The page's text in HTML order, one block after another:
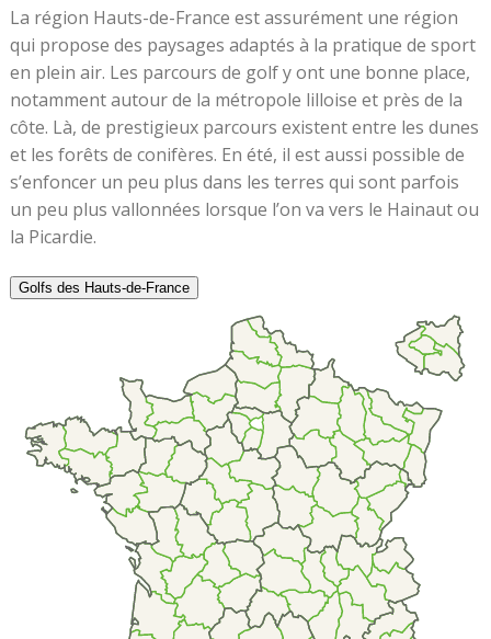
La région Hauts-de-France est assurément une région
qui propose des paysages adaptés à la pratique de sport
en plein air. Les parcours de golf y ont une bonne place,
notamment autour de la métropole lilloise et près de la
côte. Là, de prestigieux parcours existent entre les dunes
et les forêts de conifères. En été, il est aussi possible de
s’enfoncer un peu plus dans les terres qui sont parfois
un peu plus vallonnées lorsque l’on va vers le Hainaut ou
la Picardie.
Golfs des Hauts-de-France